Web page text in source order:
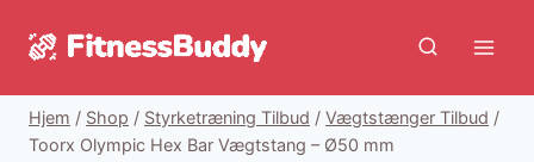
Hjem / Shop / Styrketræning Tilbud / Vægtstænger Tilbud /
Toorx Olympic Hex Bar Vægtstang – Ø50 mm